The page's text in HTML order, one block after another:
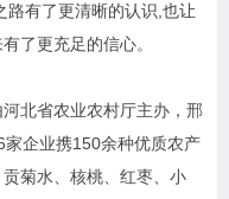
路有了更清晰的认识,也让
了更充足的信心。
北省农业农村厅主办，邢
企业携150余种优质农产
菊水、核桃、红枣、小